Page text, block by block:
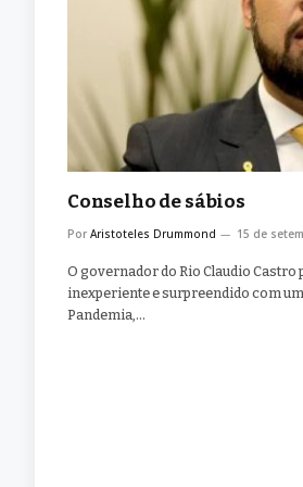
Conselho de sábios
Por Aristoteles Drummond 15 de
O governador do Rio Claudio
inexperiente e surpreendido com
Pandemia,…